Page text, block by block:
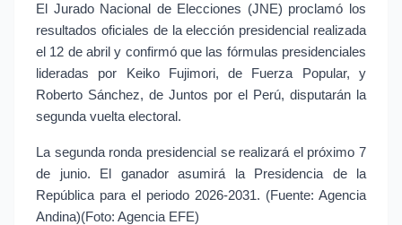
El Jurado Nacional de Elecciones (JNE) proclamó los
resultados oficiales de la elección presidencial realizada
el 12 de abril y confirmó que las fórmulas presidenciales
lideradas por Keiko Fujimori, de Fuerza Popular, y
Roberto Sánchez, de Juntos por el Perú, disputarán la
segunda vuelta electoral.
La segunda ronda presidencial se realizará el próximo 7
de junio. El ganador asumirá la Presidencia de la
República para el periodo 2026-2031. (Fuente: Agencia
Andina)(Foto: Agencia EFE)